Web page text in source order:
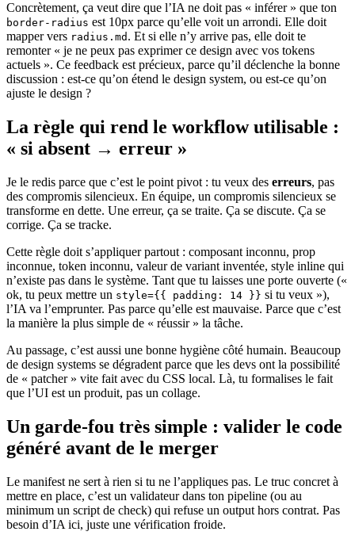
Concrètement, ça veut dire que l’IA ne doit pas « inférer » que ton
border-radius est 10px parce qu’elle voit un arrondi. Elle doit
mapper vers radius.md . Et si elle n’y arrive pas, elle doit te
remonter « je ne peux pas exprimer ce design avec vos tokens
actuels ». Ce feedback est précieux, parce qu’il déclenche la bonne
discussion : est-ce qu’on étend le design system, ou est-ce qu’on
ajuste le design ?
La règle qui rend le workflow utilisable :
« si absent → erreur »
Je le redis parce que c’est le point pivot : tu veux des erreurs, pas
des compromis silencieux. En équipe, un compromis silencieux se
transforme en dette. Une erreur, ça se traite. Ça se discute. Ça se
corrige. Ça se tracke.
Cette règle doit s’appliquer partout : composant inconnu, prop
inconnue, token inconnu, valeur de variant inventée, style inline qui
n’existe pas dans le système. Tant que tu laisses une porte ouverte («
ok, tu peux mettre un style={{ padding: 14 }} si tu veux »),
l’IA va l’emprunter. Pas parce qu’elle est mauvaise. Parce que c’est
la manière la plus simple de « réussir » la tâche.
Au passage, c’est aussi une bonne hygiène côté humain. Beaucoup
de design systems se dégradent parce que les devs ont la possibilité
de « patcher » vite fait avec du CSS local. Là, tu formalises le fait
que l’UI est un produit, pas un collage.
Un garde-fou très simple : valider le code
généré avant de le merger
Le manifest ne sert à rien si tu ne l’appliques pas. Le truc concret à
mettre en place, c’est un validateur dans ton pipeline (ou au
minimum un script de check) qui refuse un output hors contrat. Pas
besoin d’IA ici, juste une vérification froide.